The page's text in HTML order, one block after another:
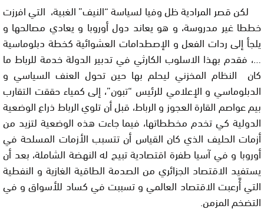
لكن قصر المرادية ظل وفيا لسياسة “النيف” الغبية، التي افرزت
خططا غير مدروسة، و هو يعاند دول أوروبا و يعادي مصالحها و
يلجأ إلى ردات الفعل و الإصطدامات العشوائية كخطة دبلوماسية
…، فقدم بهذا الاسلوب الكارثي في تدبير الدولة خدمة للرباط ما
كان النظام المخزني ليحلم بها حين تحول العنف السياسي و
الدبلوماسي و الإعلامي للرئيس “تبون”، إلى كمياء حققت التقارب
بيم عواصم القارة العجوز و الرباط، قبل أن تلوي الرباط ذراع الوضعية
الدولية كي تخدم مخططاتها، فيما جاءت هذه الوضعية لتزيد من
أزمات الحليف الذي كان القياس أن تتسبب الأزمات المسلحة في
أوروبا و في آسيا طفرة اقتصادية تبيح له النهضة الشاملة، بعد أن
يستفيد الاقتصاد الجزائري من الصدمة الطاقية الغازية و النفطية
التي أًرعبت الاقتصاد العالمي و تسببت في كساد للأسواق و في
التضخم المزمن.